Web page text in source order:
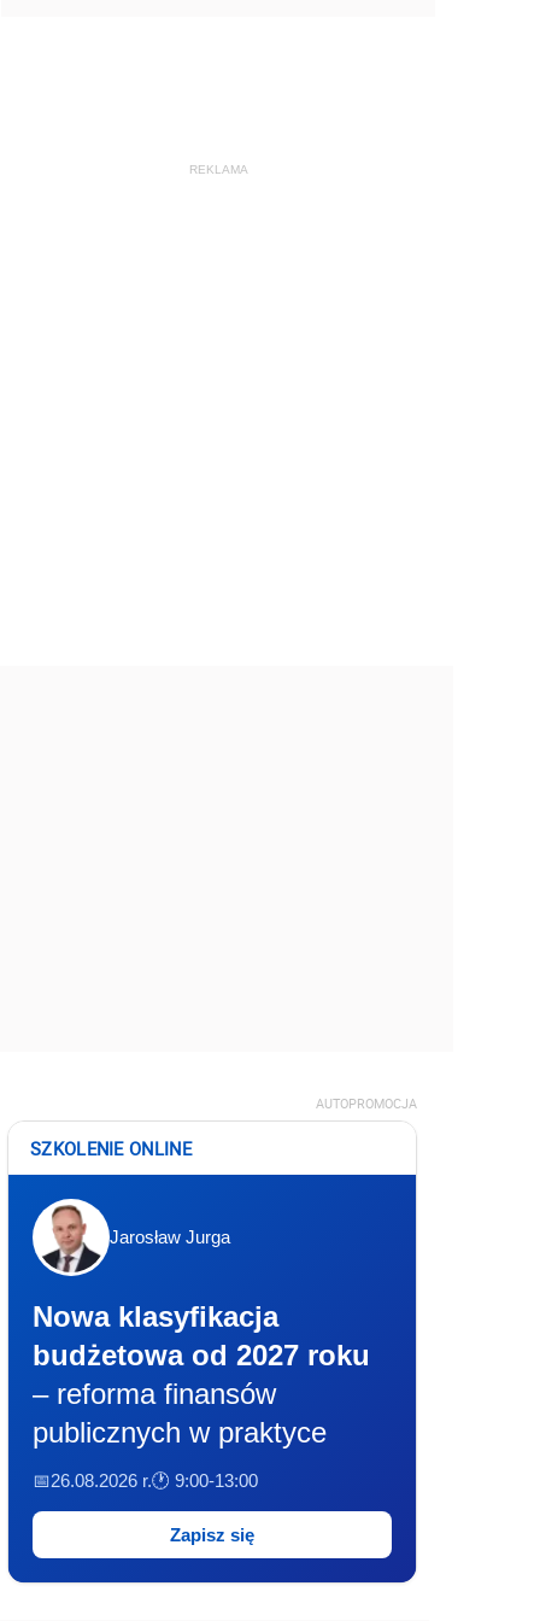
AUTOPROMOCJA
SZKOLENIE ONLINE
Jarosław Jurga
Nowa klasyfikacja
budżetowa od 2027 roku
– reforma finansów
publicznych w praktyce
📅26.08.2026 r.🕐 9:00-13:00
Zapisz się